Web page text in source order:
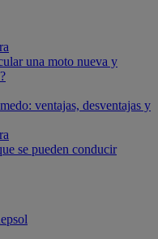
una moto nueva y
ventajas, desventajas y
se pueden conducir